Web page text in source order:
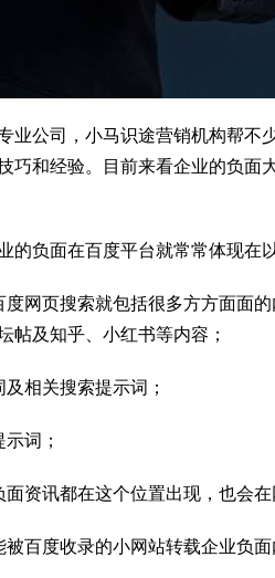
业公司，小马识途营销机构帮不
巧和经验。目前来看企业的负面
的负面在百度平台就常常体现在
度网页搜索就包括很多方方面面
帖及知乎、小红书等内容；
相关搜索提示词；
词；
资讯都在这个位置出现，也会在
百度收录的小网站转载企业负面